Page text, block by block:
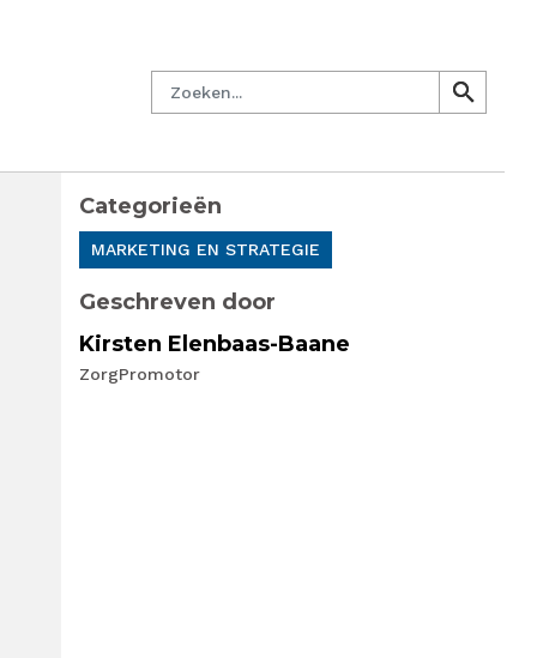
Zoeken
search
search
Categorieën
MARKETING EN STRATEGIE
Geschreven door
Kirsten Elenbaas-Baane
ZorgPromotor